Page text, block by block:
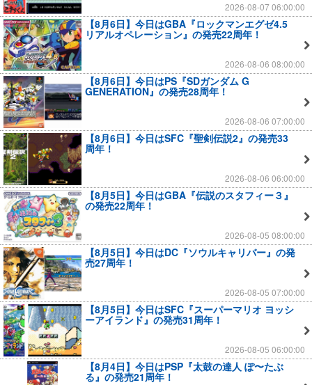
2026-08-07 06:00:00
【8月6日】今日はGBA『ロックマンエグゼ4.5
リアルオペレーション』の発売22周年！
2026-08-06 08:00:00
【8月6日】今日はPS『SDガンダム G
GENERATION』の発売28周年！
2026-08-06 07:00:00
【8月6日】今日はSFC『聖剣伝説2』の発売33
周年！
2026-08-06 06:00:00
【8月5日】今日はGBA『伝説のスタフィー３』
の発売22周年！
2026-08-05 08:00:00
【8月5日】今日はDC『ソウルキャリバー』の発
売27周年！
2026-08-05 07:00:00
【8月5日】今日はSFC『スーパーマリオ ヨッシ
ーアイランド』の発売31周年！
2026-08-05 06:00:00
【8月4日】今日はPSP『太鼓の達人 ぽ〜たぶ
る』の発売21周年！